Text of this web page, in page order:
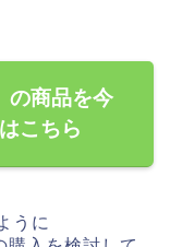
商品を今
こちら
うに